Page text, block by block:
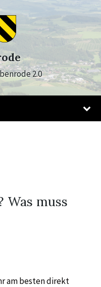
2.0
Was muss
am besten direkt